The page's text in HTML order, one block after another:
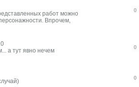
работ можно
Впрочем,
0
а тут явно нечем
0
0